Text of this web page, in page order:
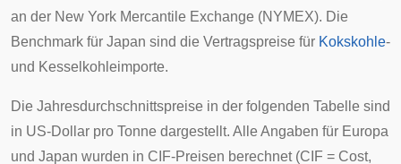
an der New York Mercantile Exchange (NYMEX). Die
Benchmark für Japan sind die Vertragspreise für Kokskohle-
und Kesselkohleimporte.
Die Jahresdurchschnittspreise in der folgenden Tabelle sind
in US-Dollar pro Tonne dargestellt. Alle Angaben für Europa
und Japan wurden in CIF-Preisen berechnet (CIF = Cost,